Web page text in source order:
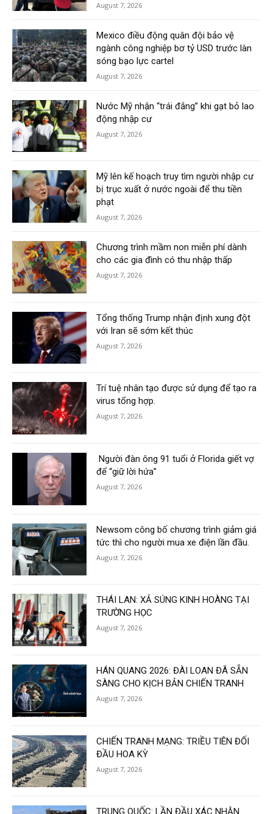
August 7, 2026
Mexico điều động quân đội bảo vệ
ngành công nghiệp bơ tỷ USD trước làn
sóng bạo lực cartel
August 7, 2026
Nước Mỹ nhận “trái đắng” khi gạt bỏ lao
động nhập cư
August 7, 2026
Mỹ lên kế hoạch truy tìm người nhập cư
bị trục xuất ở nước ngoài để thu tiền
phạt
August 7, 2026
Chương trình mầm non miễn phí dành
cho các gia đình có thu nhập thấp
August 7, 2026
Tổng thống Trump nhận định xung đột
với Iran sẽ sớm kết thúc
August 7, 2026
Trí tuệ nhân tạo được sử dụng để tạo ra
virus tổng hợp.
August 7, 2026
Người đàn ông 91 tuổi ở Florida giết vợ
để “giữ lời hứa”
August 7, 2026
Newsom công bố chương trình giảm giá
tức thì cho người mua xe điện lần đầu.
August 7, 2026
THÁI LAN: XẢ SÚNG KINH HOÀNG TẠI
TRƯỜNG HỌC
August 7, 2026
HÁN QUANG 2026: ĐÀI LOAN ĐÃ SẴN
SÀNG CHO KỊCH BẢN CHIẾN TRANH
August 7, 2026
CHIẾN TRANH MẠNG: TRIỀU TIÊN ĐỐI
ĐẦU HOA KỲ
August 7, 2026